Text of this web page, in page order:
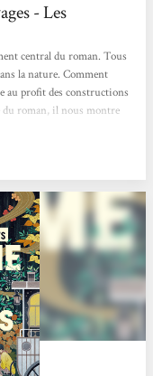
- Les
central du roman. Tous
la nature. Comment
au profit des constructions
du roman, il nous montre
point qui revient dans